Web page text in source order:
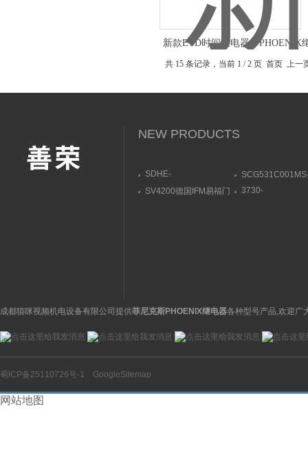
新款ETD时间继电器，PHOENIX
共 15 条记录，当前 1 / 2 页 首页 上
NEW PRODUCTS
SDHE-
阿托斯溢流阀参数范围
ASCO阿斯卡电磁
SV4200德国IFM易福门
3730-
成都猫咪视频机电设备有限公司提供菲尼克斯PHOENIX继电器各种型号产品,欢迎广
蜀ICP备25110726号-1 GoogleSitemap
网站地图